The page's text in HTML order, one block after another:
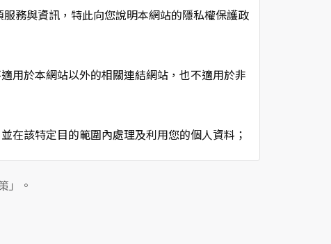
務與資訊，特此向您說明本網站的隱私權保護政
用於本網站以外的相關連結網站，也不適用於非
在該特定目的範圍內處理及利用您的個人資料；
用時間等。
及點選資料記錄等，做為我們增進網站服務的參
供內部研究外，我們會視需要公佈統計數據及說
」。